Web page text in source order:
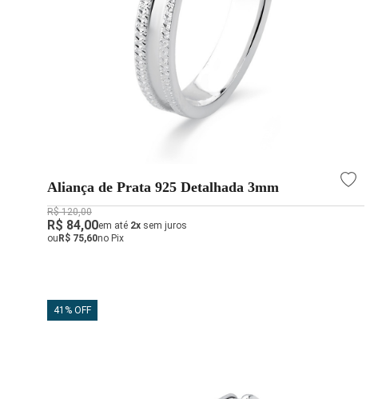
Aliança de Prata 925 Detalhada 3mm
R$ 120,00
R$ 84,00em até 2x sem juros
ou R$ 75,60no Pix
41% OFF